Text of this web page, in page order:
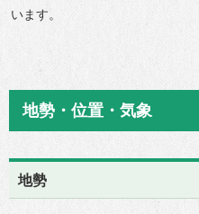
います。
地勢・位置・気象
地勢